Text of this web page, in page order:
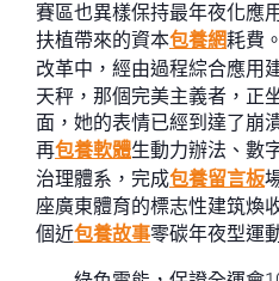
賽區也異樣保持最年夜化應
扶植帶來的資本包養網耗費
改革中，經由過程綜合應用
天秤，那個完美主義者，正
面，她的表情已經到達了崩
再包養軟體生動力辦法、數
治理體系，完成包養留言板
座廣東體育的標志性建筑煥
個近包養故事零碳年夜型運